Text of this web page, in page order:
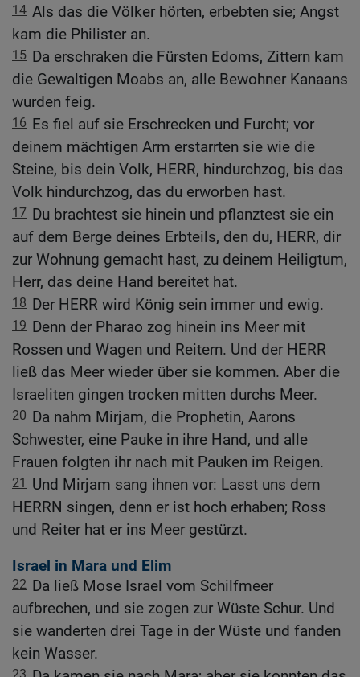
14 Als das die Völker hörten, erbebten sie; Angst
kam die Philister an.
15 Da erschraken die Fürsten Edoms, Zittern kam
die Gewaltigen Moabs an, alle Bewohner Kanaans
wurden feig.
16 Es fiel auf sie Erschrecken und Furcht; vor
deinem mächtigen Arm erstarrten sie wie die
Steine, bis dein Volk, HERR, hindurchzog, bis das
Volk hindurchzog, das du erworben hast.
17 Du brachtest sie hinein und pflanztest sie ein
auf dem Berge deines Erbteils, den du, HERR, dir
zur Wohnung gemacht hast, zu deinem Heiligtum,
Herr, das deine Hand bereitet hat.
18 Der HERR wird König sein immer und ewig.
19 Denn der Pharao zog hinein ins Meer mit
Rossen und Wagen und Reitern. Und der HERR
ließ das Meer wieder über sie kommen. Aber die
Israeliten gingen trocken mitten durchs Meer.
20 Da nahm Mirjam, die Prophetin, Aarons
Schwester, eine Pauke in ihre Hand, und alle
Frauen folgten ihr nach mit Pauken im Reigen.
21
Und Mirjam sang ihnen vor: Lasst uns dem
HERRN singen, denn er ist hoch erhaben; Ross
und Reiter hat er ins Meer gestürzt.
Israel in Mara und Elim
22 Da ließ Mose Israel vom Schilfmeer
aufbrechen, und sie zogen zur Wüste Schur. Und
sie wanderten drei Tage in der Wüste und fanden
kein Wasser.